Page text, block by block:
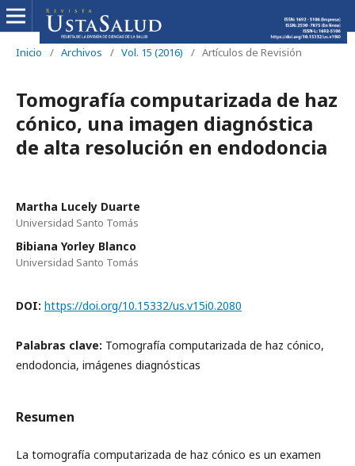
Inicio / Archivos / Vol. 15 (2016) / Artículos de Revisión
Tomografía computarizada de haz
cónico, una imagen diagnóstica
de alta resolución en endodoncia
Martha Lucely Duarte
Universidad Santo Tomás
Bibiana Yorley Blanco
Universidad Santo Tomás
DOI: https://doi.org/10.15332/us.v15i0.2080
Palabras clave: Tomografía computarizada de haz cónico,
endodoncia, imágenes diagnósticas
Resumen
La tomografía computarizada de haz cónico es un examen